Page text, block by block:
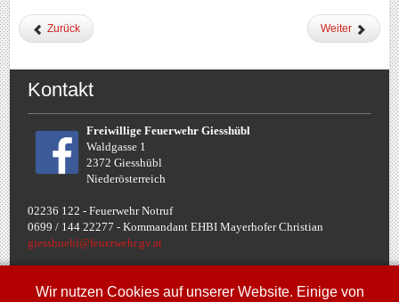
Zurück Weiter
Kontakt
Freiwillige Feuerwehr Giesshübl
Waldgasse 1
2372 Giesshübl
Niederösterreich
02236 122 - Feuerwehr Notruf
0699 / 144 22277 - Kommandant EHBI Mayerhofer Christian
giesshuebl@feuerwehr.gv.at
Termine
Wir nutzen Cookies auf unserer Website. Einige von